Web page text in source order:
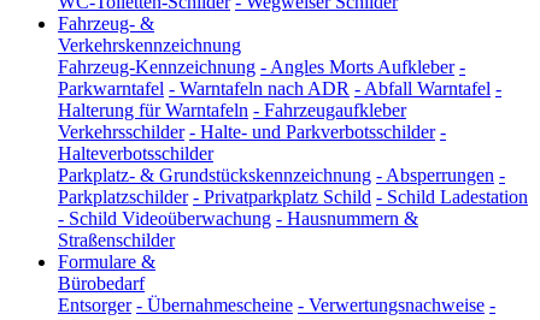
Fahrzeug- &
Verkehrskennzeichnung
Fahrzeug-Kennzeichnung - Angles Morts Aufkleber -
Parkwarntafel - Warntafeln nach ADR - Abfall Warntafel -
Halterung für Warntafeln - Fahrzeugaufkleber
Verkehrsschilder - Halte- und Parkverbotsschilder -
Halteverbotsschilder
Parkplatz- & Grundstückskennzeichnung - Absperrungen -
Parkplatzschilder - Privatparkplatz Schild - Schild Ladestation
- Schild Videoüberwachung - Hausnummern &
Straßenschilder
Formulare &
Bürobedarf
Entsorger - Übernahmescheine - Verwertungsnachweise -